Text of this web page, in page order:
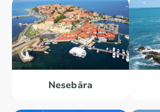
Nesebāra